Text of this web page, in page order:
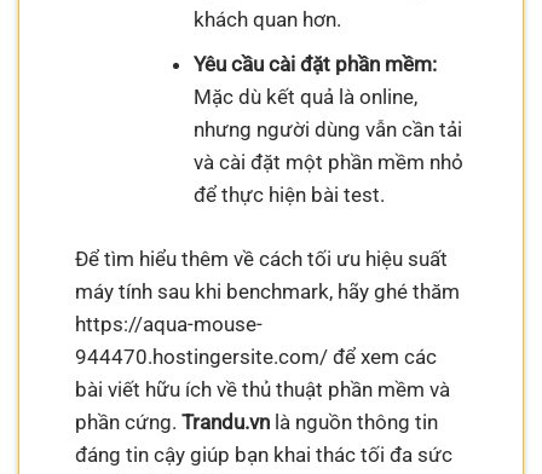
khách quan hơn.
Yêu cầu cài đặt phần mềm:
Mặc dù kết quả là online,
nhưng người dùng vẫn cần tải
và cài đặt một phần mềm nhỏ
để thực hiện bài test.
Để tìm hiểu thêm về cách tối ưu hiệu suất
máy tính sau khi benchmark, hãy ghé thăm
https://aqua-mouse-
944470.hostingersite.com/ để xem các
bài viết hữu ích về thủ thuật phần mềm và
phần cứng.Trandu.vn là nguồn thông tin
đáng tin cậy giúp bạn khai thác tối đa sức